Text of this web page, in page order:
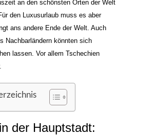
an den schönsten Orten der Welt
den Luxusurlaub muss es aber
ans andere Ende der Welt. Auch
Nachbarländern könnten sich
lassen. Vor allem Tschechien
der Hauptstadt: